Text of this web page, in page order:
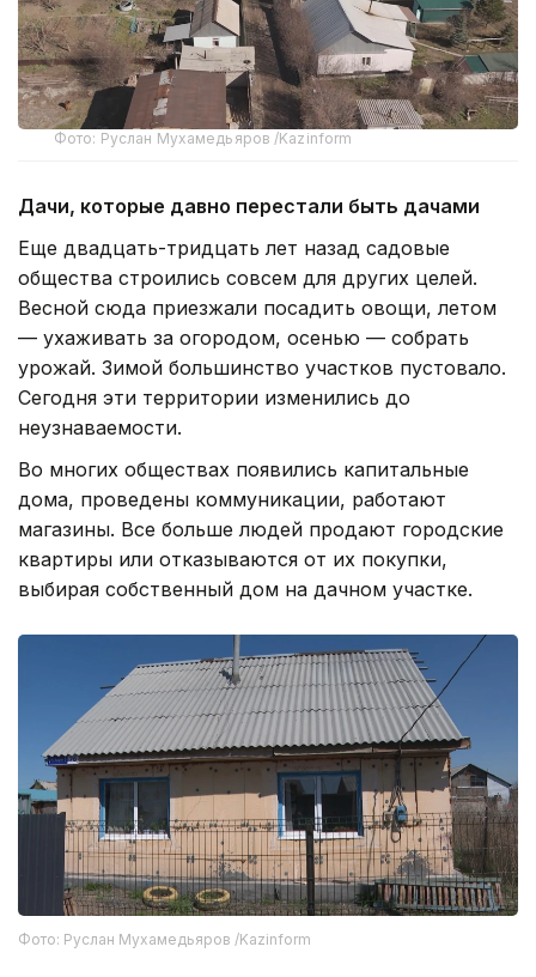
Фото: Руслан Мухамедьяров /Kazinform
Дачи, которые давно перестали быть дачами
Еще двадцать-тридцать лет назад садовые
общества строились совсем для других целей.
Весной сюда приезжали посадить овощи, летом
— ухаживать за огородом, осенью — собрать
урожай. Зимой большинство участков пустовало.
Сегодня эти территории изменились до
неузнаваемости.
Во многих обществах появились капитальные
дома, проведены коммуникации, работают
магазины. Все больше людей продают городские
квартиры или отказываются от их покупки,
выбирая собственный дом на дачном участке.
Фото: Руслан Мухамедьяров /Kazinform